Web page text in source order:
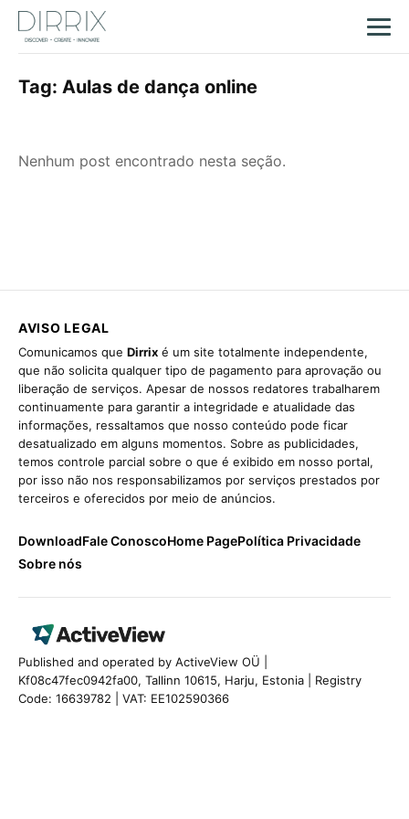
Tag: Aulas de dança online
Nenhum post encontrado nesta seção.
AVISO LEGAL
Comunicamos que Dirrix é um site totalmente independente,
que não solicita qualquer tipo de pagamento para aprovação ou
liberação de serviços. Apesar de nossos redatores trabalharem
continuamente para garantir a integridade e atualidade das
informações, ressaltamos que nosso conteúdo pode ficar
desatualizado em alguns momentos. Sobre as publicidades,
temos controle parcial sobre o que é exibido em nosso portal,
por isso não nos responsabilizamos por serviços prestados por
terceiros e oferecidos por meio de anúncios.
DownloadFale ConoscoHome PagePolítica Privacidade
Sobre nós
Published and operated by ActiveView OÜ |
Kf08c47fec0942fa00, Tallinn 10615, Harju, Estonia | Registry
Code: 16639782 | VAT: EE102590366